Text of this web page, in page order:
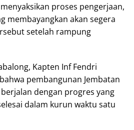
proses pengerjaan,
membayangkan akan segera
setelah rampung
Kapten Inf Fendri
pembangunan Jembatan
dengan progres yang
dalam kurun waktu satu